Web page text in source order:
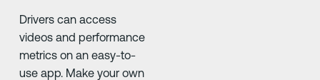
Drivers can access
videos and performance
metrics on an easy-to-
use app. Make your own